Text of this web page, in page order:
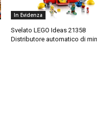
In Evidenza
Svelato LEGO Ideas 21358
Distributore automatico di